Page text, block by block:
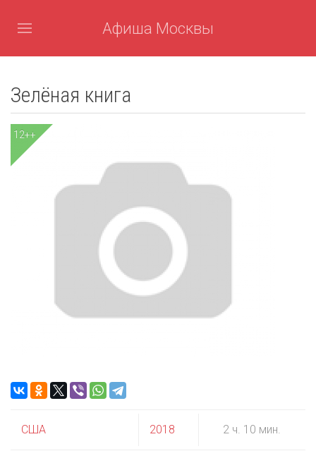
Афиша Москвы
Зелёная книга
12++
США 2018 2 ч. 10 мин.